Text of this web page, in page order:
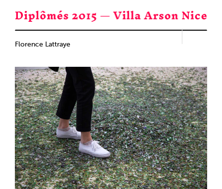
Florence Lattraye